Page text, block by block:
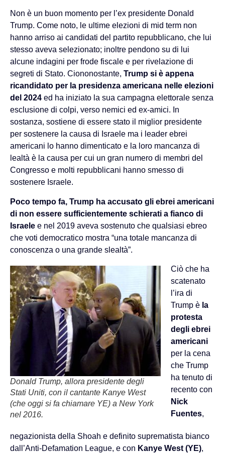
Non è un buon momento per l’ex presidente Donald
Trump. Come noto, le ultime elezioni di mid term non
hanno arriso ai candidati del partito repubblicano, che lui
stesso aveva selezionato; inoltre pendono su di lui
alcune indagini per frode fiscale e per rivelazione di
segreti di Stato. Ciononostante, Trump si è appena
ricandidato per la presidenza americana nelle elezioni
del 2024 ed ha iniziato la sua campagna elettorale senza
esclusione di colpi, verso nemici ed ex-amici. In
sostanza, sostiene di essere stato il miglior presidente
per sostenere la causa di Israele ma i leader ebrei
americani lo hanno dimenticato e la loro mancanza di
lealtà è la causa per cui un gran numero di membri del
Congresso e molti repubblicani hanno smesso di
sostenere Israele.
Poco tempo fa, Trump ha accusato gli ebrei americani
di non essere sufficientemente schierati a fianco di
Israele e nel 2019 aveva sostenuto che qualsiasi ebreo
che voti democratico mostra “una totale mancanza di
conoscenza o una grande slealtà”.
Donald Trump, allora presidente degli
Stati Uniti, con il cantante Kanye West
(che oggi si fa chiamare YE) a New York
nel 2016.
Ciò che ha
scatenato
l’ira di
Trump è la
protesta
degli ebrei
americani
per la cena
che Trump
ha tenuto di
recento con
Nick
Fuentes,
negazionista della Shoah e definito suprematista bianco
dall’Anti-Defamation League, e con Kanye West (YE),